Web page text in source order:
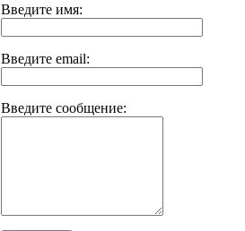
Введите имя:
Введите email:
Введите сообщение: